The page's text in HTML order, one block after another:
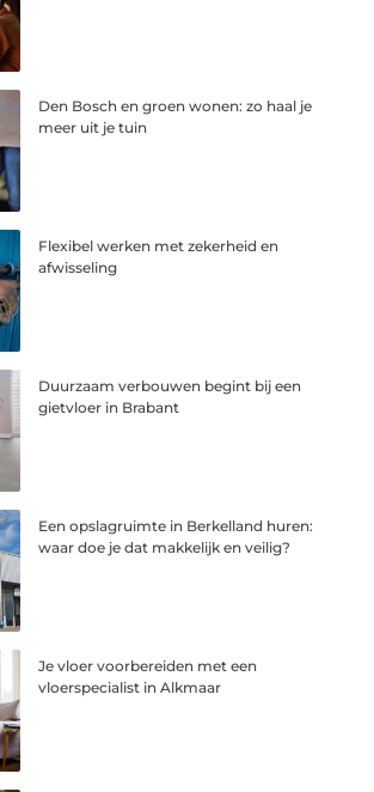
Den Bosch en groen wonen: zo haal je
meer uit je tuin
Flexibel werken met zekerheid en
afwisseling
Duurzaam verbouwen begint bij een
gietvloer in Brabant
Een opslagruimte in Berkelland huren:
waar doe je dat makkelijk en veilig?
Je vloer voorbereiden met een
vloerspecialist in Alkmaar